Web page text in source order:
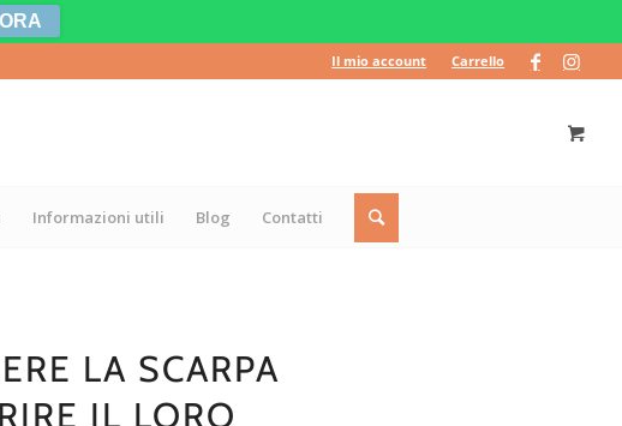
Il mio account Carrello
Informazioni utili Blog Contatti
LA SCARPA
IL LORO